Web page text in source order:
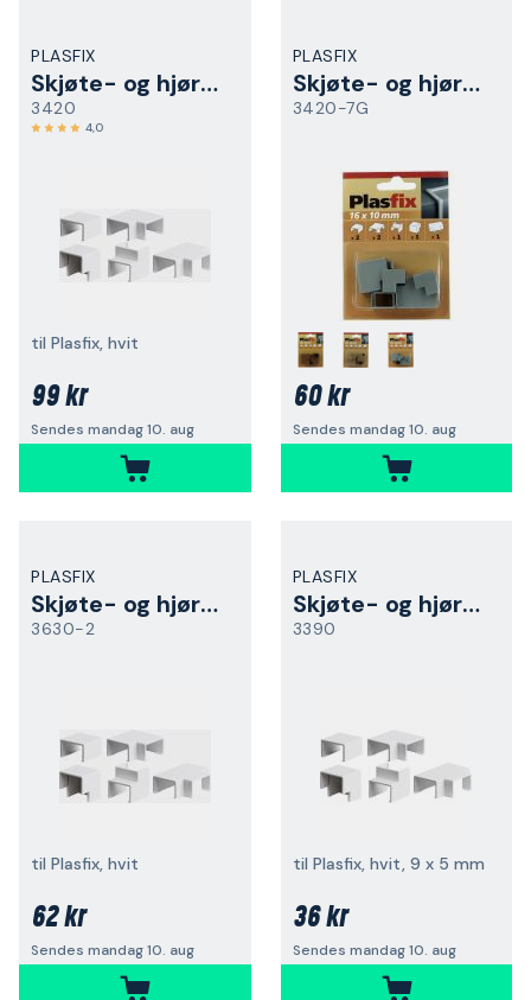
PLASFIX
Skjøte- og hjørnebiter
3420
4,0
til Plasfix, hvit
99 kr
Sendes mandag 10. aug
PLASFIX
Skjøte- og hjørnebiter
3420-7G
60 kr
Sendes mandag 10. aug
PLASFIX
Skjøte- og hjørnebiter
3630-2
til Plasfix, hvit
62 kr
Sendes mandag 10. aug
PLASFIX
Skjøte- og hjørnebiter
3390
til Plasfix, hvit, 9 x 5 mm
36 kr
Sendes mandag 10. aug